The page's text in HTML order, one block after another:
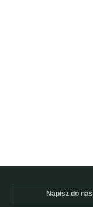
Napisz do nas